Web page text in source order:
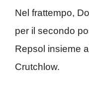
Nel frattempo,
per il secondo
Repsol insieme
Crutchlow.